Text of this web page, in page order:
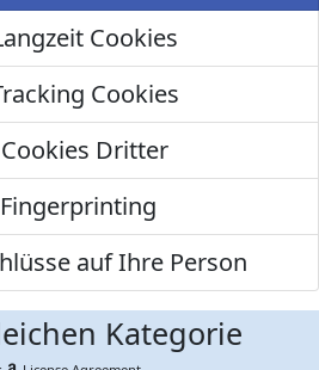
Cookies
Cookies
Dritter
auf Ihre Person
Kategorie